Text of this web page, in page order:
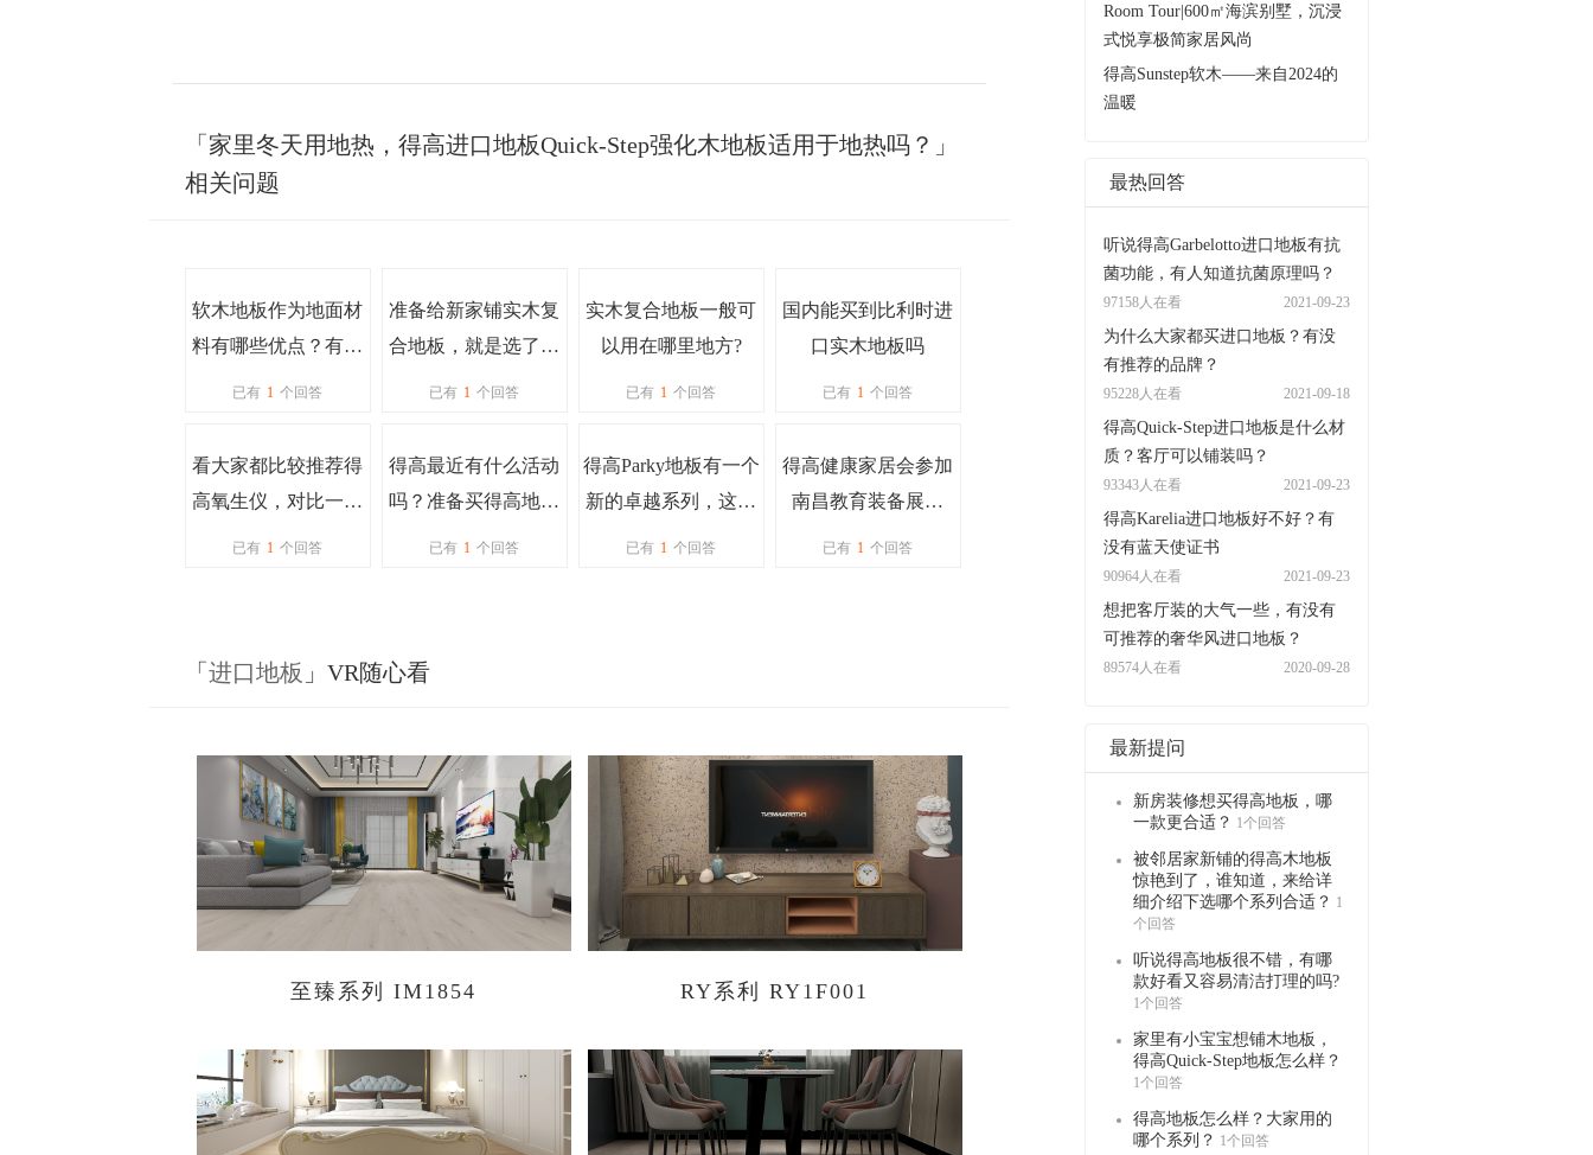
「家里冬天用地热，得高进口地板Quick-Step强化木地板适用于地热吗？」
相关问题
软木地板作为地面材
料有哪些优点？有什
么进口品牌软木地
已有 1 个回答
准备给新家铺实木复
合地板，就是选了好
久也没头绪，大家有
已有 1 个回答
实木复合地板一般可
以用在哪里地方?
已有 1 个回答
国内能买到比利时进
口实木地板吗
已有 1 个回答
看大家都比较推荐得
高氧生仪，对比一圈
下来，感觉自己也没
已有 1 个回答
得高最近有什么活动
吗？准备买得高地板
呢。
已有 1 个回答
得高Parky地板有一个
新的卓越系列，这个
系列的规格是多少，
已有 1 个回答
得高健康家居会参加
南昌教育装备展会
吗？
已有 1 个回答
「 进口地板 」VR随心看
至臻系列 IM1854 RY系利 RY1F001
Room Tour|600㎡海滨别墅，沉浸
式悦享极简家居风尚
得高Sunstep软木——来自2024的
温暖
最热回答
听说得高Garbelotto进口地板有抗
菌功能，有人知道抗菌原理吗？
97158人在看 2021-09-23
为什么大家都买进口地板？有没
有推荐的品牌？
95228人在看 2021-09-18
得高Quick-Step进口地板是什么材
质？客厅可以铺装吗？
93343人在看 2021-09-23
得高Karelia进口地板好不好？有
没有蓝天使证书
90964人在看 2021-09-23
想把客厅装的大气一些，有没有
可推荐的奢华风进口地板？
89574人在看 2020-09-28
最新提问
新房装修想买得高地板，哪
一款更合适？ 1个回答
被邻居家新铺的得高木地板
惊艳到了，谁知道，来给详
细介绍下选哪个系列合适？ 1
个回答
听说得高地板很不错，有哪
款好看又容易清洁打理的吗?
1个回答
家里有小宝宝想铺木地板，
得高Quick-Step地板怎么样？
1个回答
得高地板怎么样？大家用的
哪个系列？ 1个回答